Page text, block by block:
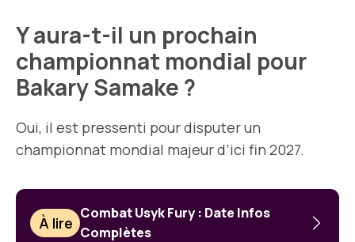
Y aura-t-il un prochain
championnat mondial pour
Bakary Samake ?
Oui, il est pressenti pour disputer un
championnat mondial majeur d’ici fin 2027.
À lire
Combat Usyk Fury : Date Infos
Complètes